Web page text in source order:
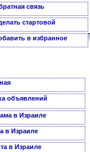
связь
стартовой
в избранное
объявлений
в Израиле
в Израиле
в Израиле